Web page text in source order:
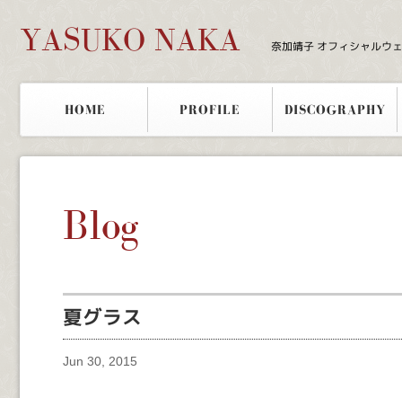
YASUKO NAKA 奈加靖子 オフィシャルウ
HOME PROFILE DISCOGRAPHY
Blog
夏グラス
Jun 30, 2015